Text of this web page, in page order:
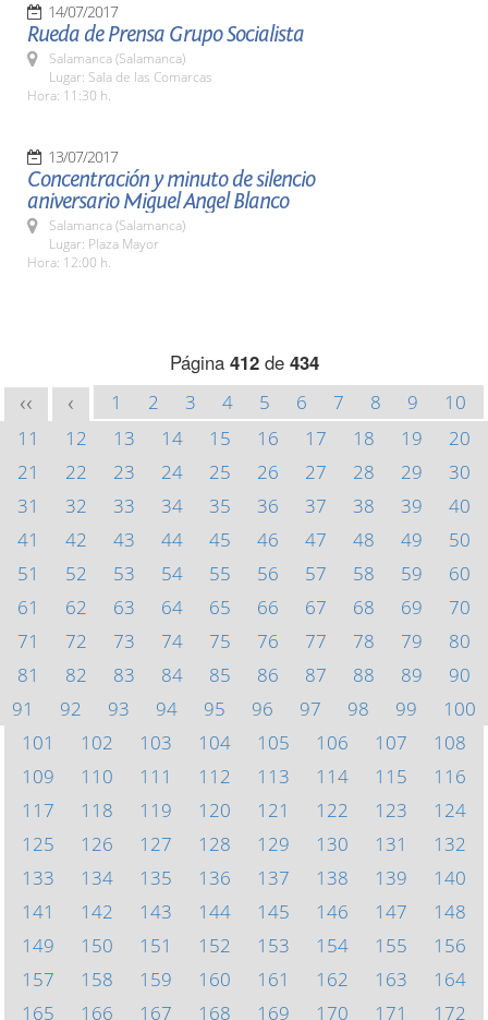
14/07/2017
Rueda de Prensa Grupo Socialista
Salamanca (Salamanca)
Lugar: Sala de las Comarcas
Hora: 11:30 h.
13/07/2017
Concentración y minuto de silencio
aniversario Miguel Angel Blanco
Salamanca (Salamanca)
Lugar: Plaza Mayor
Hora: 12:00 h.
Página 412de 434
<< < 1 2 3 4 5 6 7 8 9
10
11
12 13 14 15 16 17 18 19
20
21
22 23 24 25 26 27 28 29
30
31
32 33 34 35 36 37 38 39
40
41
42 43 44 45 46 47 48 49
50
51
52 53 54 55 56 57 58 59
60
61
62 63 64 65 66 67 68 69
70
71
72 73 74 75 76 77 78 79
80
81
82 83 84 85 86 87 88 89
90
91
92 93 94 95 96 97 98 99
100
101
102 103 104 105 106 107
108
109
110 111 112 113 114 115
116
117
118 119 120 121 122 123
124
125
126 127 128 129 130 131
132
133
134 135 136 137 138 139
140
141
142 143 144 145 146 147
148
149
150 151 152 153 154 155
156
157
158 159 160 161 162 163
164
165
166 167 168 169 170 171
172